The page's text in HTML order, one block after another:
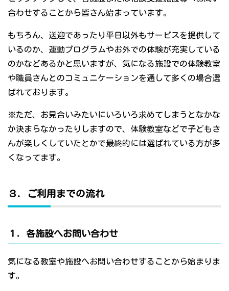
合わせすることから皆さん始まっています。
もちろん、送迎であったり平日以外もサービスを提供して
いるのか、運動プログラムやお外での体験が充実している
のかなどあるかと思いますが、気になる施設での体験教室
や職員さんとのコミュニケーションを通して多くの場合選
ばれております。
※ただ、お見合いみたいにいろいろ求めてしまうとなかな
か決まらなかったりしますので、体験教室などで子どもさ
んが楽しくしていたとかで最終的には選ばれている方が多
くなってます。
３．ご利用までの流れ
１．各施設へお問い合わせ
気になる教室や施設へお問い合わせすることから始まりま
す。